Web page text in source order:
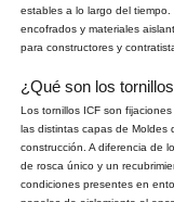
estables a lo largo del
encofrados y materiales
para constructores y
¿Qué son los
Los tornillos ICF son
las distintas capas de Moldes
construcción. A diferencia de
de rosca único y un
condiciones presentes en